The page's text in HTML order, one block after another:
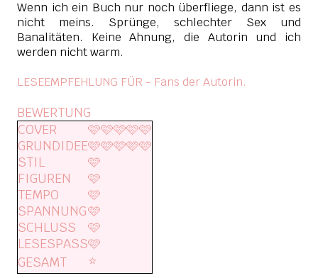
Wenn ich ein Buch nur noch überfliege, dann ist es
nicht meins. Sprünge, schlechter Sex und
Banalitäten. Keine Ahnung, die Autorin und ich
werden nicht warm.
LESEEMPFEHLUNG FÜR - Fans der Autorin.
BEWERTUNG
COVER
🩷🩷🩷🩷🩷
GRUNDIDEE🩷🩷🩷🩷🩷
STIL
🩷
FIGUREN
🩷
TEMPO
🩷
SPANNUNG🩷
SCHLUSS
🩷
LESESPASS🩷
GESAMT
⭐️